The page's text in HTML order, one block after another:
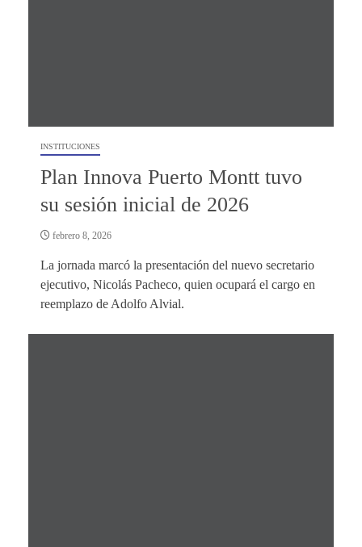
INSTITUCIONES
Plan Innova Puerto Montt tuvo
su sesión inicial de 2026
febrero 8, 2026
La jornada marcó la presentación del nuevo secretario
ejecutivo, Nicolás Pacheco, quien ocupará el cargo en
reemplazo de Adolfo Alvial.